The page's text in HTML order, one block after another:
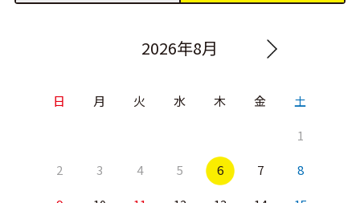
2026年8月
日 月 火 水 木 金 土
1
2 3 4 5 6 7 8